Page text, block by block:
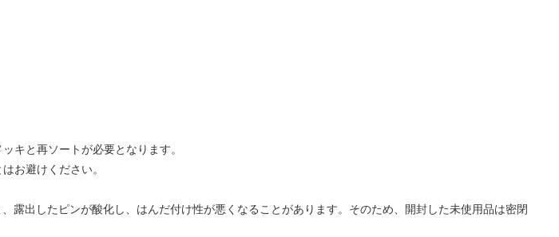
キと再ソートが必要となります。
お避けください。
露出したピンが酸化し、はんだ付け性が悪くなることがあります。そのため、開封した未使用品は密閉